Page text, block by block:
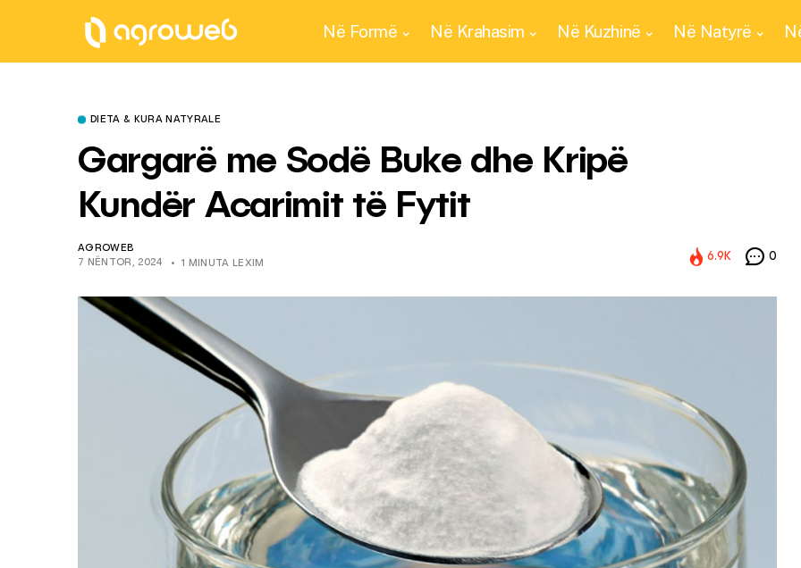
Në Formë Në Krahasim Në Kuzhinë Në Natyrë
DIETA & KURA NATYRALE
Gargarë me Sodë Buke dhe Kripë
Kundër Acarimit të Fytit
AGROWEB
7 NËNTOR, 2024
1 MINUTA LEXIM
6.9K 0